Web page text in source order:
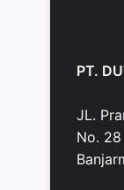
PT.
JL.
No. 28